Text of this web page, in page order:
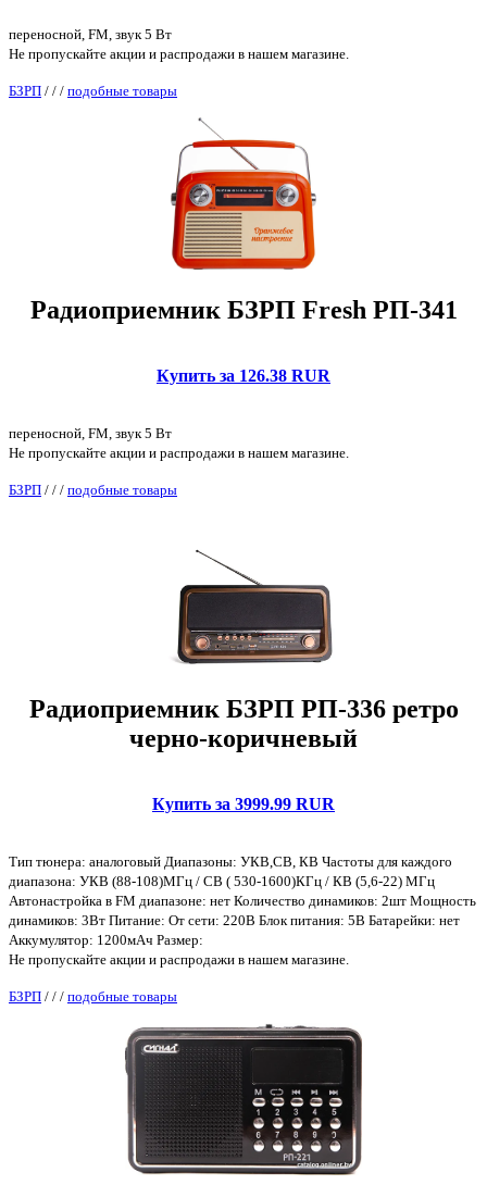
переносной, FM, звук 5 Вт
Не пропускайте акции и распродажи в нашем магазине.
БЗРП / / / подобные товары
Радиоприемник БЗРП Fresh РП-341
Купить за 126.38 RUR
переносной, FM, звук 5 Вт
Не пропускайте акции и распродажи в нашем магазине.
БЗРП / / / подобные товары
Радиоприемник БЗРП РП-336 ретро
черно-коричневый
Купить за 3999.99 RUR
Тип тюнера: аналоговый Диапазоны: УКВ,СВ, КВ Частоты для каждого
диапазона: УКВ (88-108)МГц / СВ ( 530-1600)КГц / КВ (5,6-22) МГц
Автонастройка в FM диапазоне: нет Количество динамиков: 2шт Мощность
динамиков: 3Вт Питание: От сети: 220В Блок питания: 5В Батарейки: нет
Аккумулятор: 1200мАч Размер:
Не пропускайте акции и распродажи в нашем магазине.
БЗРП / / / подобные товары